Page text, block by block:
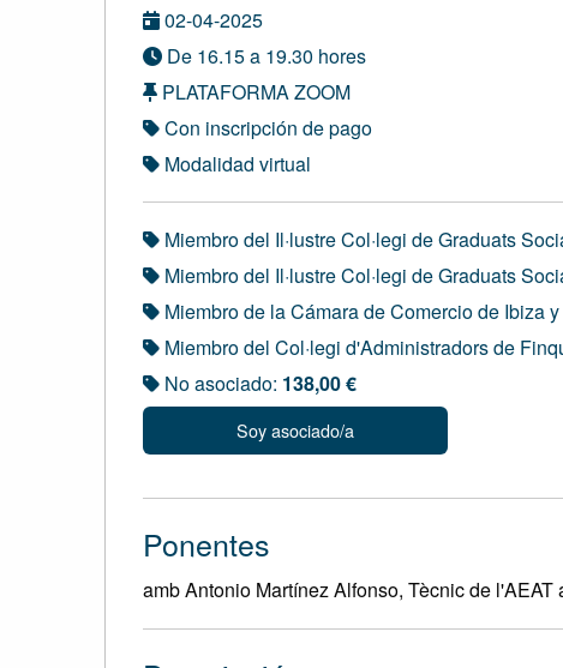
02-04-2025
De 16.15 a 19.30 hores
PLATAFORMA ZOOM
Con inscripción de pago
Modalidad virtual
Miembro del Il·lustre Col·legi de Graduats
Miembro del Il·lustre Col·legi de Graduats
Miembro de la Cámara de Comercio de Ibiza
Miembro del Col·legi d'Administradors de
No asociado: 138,00 €
Soy asociado/a
Ponentes
amb Antonio Martínez Alfonso, Tècnic de